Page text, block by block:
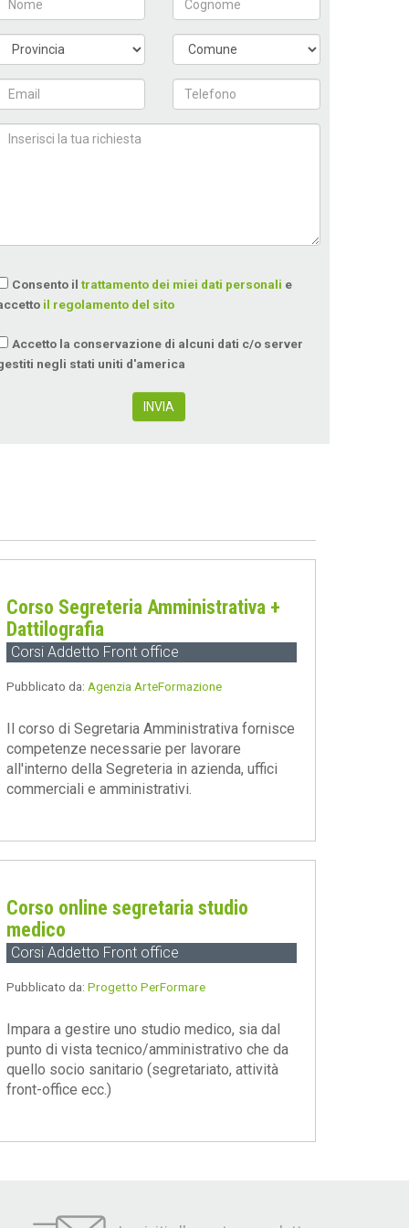
Consento il trattamento dei miei dati personali e
il regolamento del sito
Accetto la conservazione di alcuni dati c/o server
negli stati uniti d'america
INVIA
Corso Segreteria Amministrativa +
Dattilografia
Corsi Addetto Front office
Pubblicato da: Agenzia ArteFormazione
Il corso di Segretaria Amministrativa fornisce
competenze necessarie per lavorare
all'interno della Segreteria in azienda, uffici
commerciali e amministrativi.
Corso online segretaria studio
medico
Corsi Addetto Front office
Pubblicato da: Progetto PerFormare
Impara a gestire uno studio medico, sia dal
punto di vista tecnico/amministrativo che da
quello socio sanitario (segretariato, attività
front-office ecc.)